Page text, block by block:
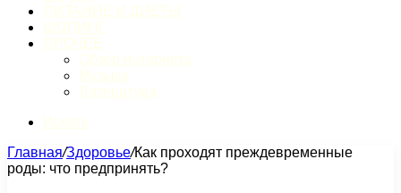
Главная/Здоровье/Как проходят преждевременные
роды: что предпринять?